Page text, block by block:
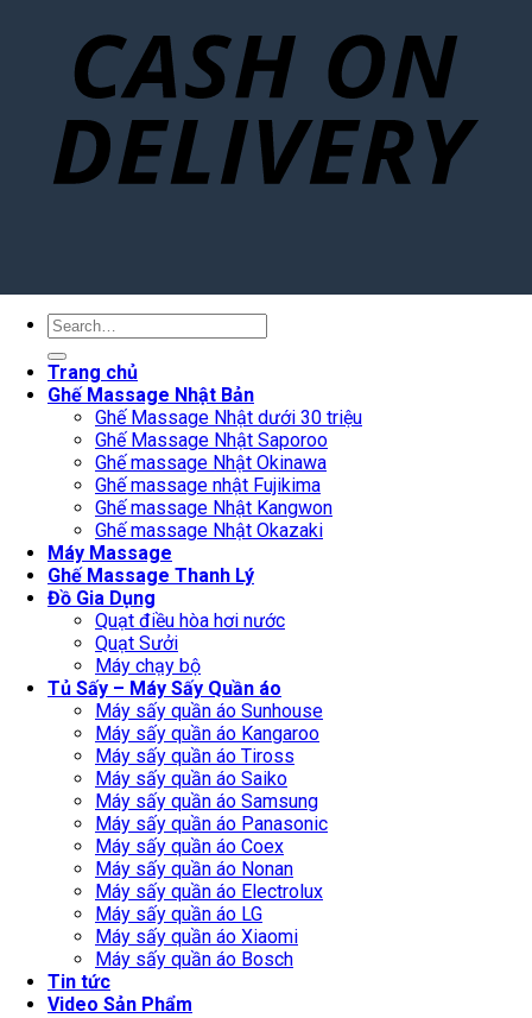
Search
Trang chủ
Ghế Massage Nhật Bản
Ghế Massage Nhật dưới 30 triệu
Ghế Massage Nhật Saporoo
Ghế massage Nhật Okinawa
Ghế massage nhật Fujikima
Ghế massage Nhật Kangwon
Ghế massage Nhật Okazaki
Máy Massage
Ghế Massage Thanh Lý
Đồ Gia Dụng
Quạt điều hòa hơi nước
Quạt Sưởi
Máy chạy bộ
Tủ Sấy – Máy Sấy Quần áo
Máy sấy quần áo Sunhouse
Máy sấy quần áo Kangaroo
Máy sấy quần áo Tiross
Máy sấy quần áo Saiko
Máy sấy quần áo Samsung
Máy sấy quần áo Panasonic
Máy sấy quần áo Coex
Máy sấy quần áo Nonan
Máy sấy quần áo Electrolux
Máy sấy quần áo LG
Máy sấy quần áo Xiaomi
Máy sấy quần áo Bosch
Tin tức
Video Sản Phẩm